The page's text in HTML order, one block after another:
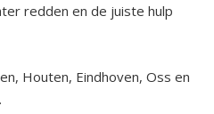
redden en de juiste hulp
Houten, Eindhoven, Oss en